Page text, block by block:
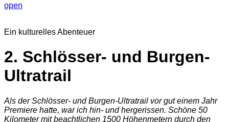
open
Ein kulturelles Abenteuer
2. Schlösser- und Burgen-
Ultratrail
Als der Schlösser- und Burgen-Ultratrail vor gut einem Jahr
Premiere hatte, war ich hin- und hergerissen. Schöne 50
Kilometer mit beachtlichen 1500 Höhenmetern durch den